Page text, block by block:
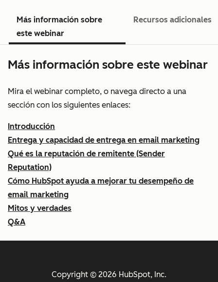
Más información sobre
este webinar
Recursos adicionales
Más información sobre este webinar
Mira el webinar completo, o navega directo a una
sección con los siguientes enlaces:
Introducción
Entrega y capacidad de entrega en email marketing
Qué es la reputación de remitente (Sender
Reputation)
Cómo HubSpot ayuda a mejorar tu desempeño de
email marketing
Mitos y verdades
Q&A
Copyright © 2026 HubSpot, Inc.